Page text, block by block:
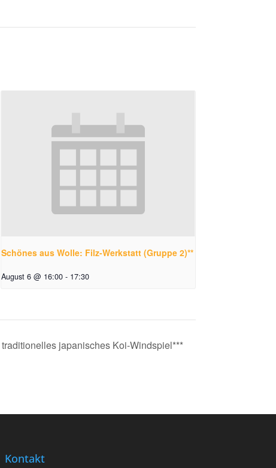
Schönes aus Wolle: Filz-Werkstatt (Gruppe 2)**
August 6 @ 16:00 - 17:30
japanisches Koi-Windspiel***
Kontakt